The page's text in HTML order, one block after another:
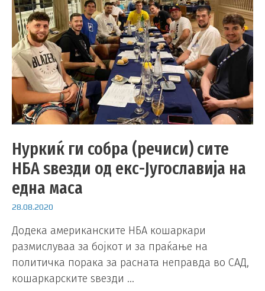
Нуркиќ ги собра (речиси) сите
НБА ѕвезди од екс-Југославија на
една маса
28.08.2020
Додека американските НБА кошаркари
размислуваа за бојкот и за праќање на
политичка порака за расната неправда во САД,
кошаркарските ѕвезди …